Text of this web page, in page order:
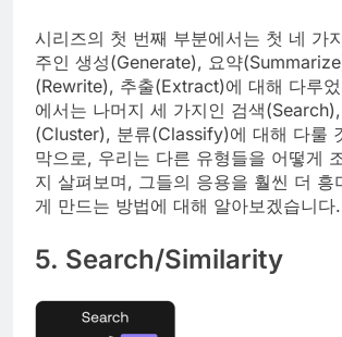
시리즈의 첫 번째 부분에서는 첫 네 가
주인 생성(Generate), 요약
(Rewrite), 추출(Extract)에 대해 다루
에서는 나머지 세 가지인 검색
(Cluster), 분류(Classify)에 대해 다룰
막으로, 우리는 다른 유형들을 어떻게
지 살펴보며, 그들의 응용을 훨씬 더 흥
게 만드는 방법에 대해 알아보겠습니다.
5. Search/Similarity